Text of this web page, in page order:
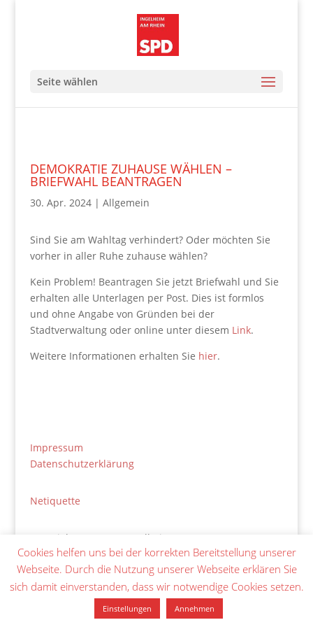
Seite wählen
DEMOKRATIE ZUHAUSE WÄHLEN –
BRIEFWAHL BEANTRAGEN
30. Apr. 2024| Allgemein
Sind Sie am Wahltag verhindert? Oder möchten Sie
vorher in aller Ruhe zuhause wählen?
Kein Problem! Beantragen Sie jetzt Briefwahl und Sie
erhalten alle Unterlagen per Post. Dies ist formlos
und ohne Angabe von Gründen bei der
Stadtverwaltung oder online unter diesem Link.
Weitere Informationen erhalten Sie hier.
Impressum
Datenschutzerklärung
Netiquette
Copyright 2021 SPD Ingelheim
Cookies helfen uns bei der korrekten Bereitstellung unserer
Webseite. Durch die Nutzung unserer Webseite erklären Sie
sich damit einverstanden, dass wir notwendige Cookies setzen.
Einstellungen Annehmen